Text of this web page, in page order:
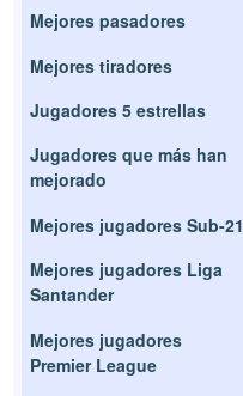
Mejores pasadores
Mejores tiradores
Jugadores 5 estrellas
Jugadores que más han
mejorado
Mejores jugadores Sub-21
Mejores jugadores Liga
Santander
Mejores jugadores
Premier League